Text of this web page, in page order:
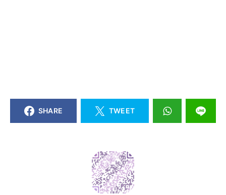
SHARE TWEET